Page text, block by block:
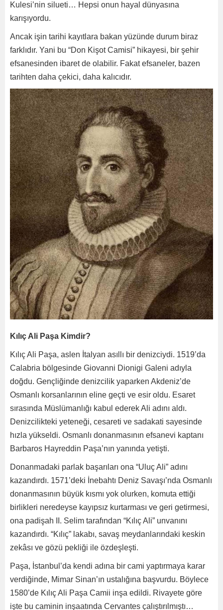
Kulesi’nin silueti… Hepsi onun hayal dünyasına
karışıyordu.
Ancak işin tarihi kayıtlara bakan yüzünde durum biraz
farklıdır. Yani bu “Don Kişot Camisi” hikayesi, bir şehir
efsanesinden ibaret de olabilir. Fakat efsaneler, bazen
tarihten daha çekici, daha kalıcıdır.
Kılıç Ali Paşa Kimdir?
Kılıç Ali Paşa, aslen İtalyan asıllı bir denizciydi. 1519’da
Calabria bölgesinde Giovanni Dionigi Galeni adıyla
doğdu. Gençliğinde denizcilik yaparken Akdeniz’de
Osmanlı korsanlarının eline geçti ve esir oldu. Esaret
sırasında Müslümanlığı kabul ederek Ali adını aldı.
Denizcilikteki yeteneği, cesareti ve sadakati sayesinde
hızla yükseldi. Osmanlı donanmasının efsanevi kaptanı
Barbaros Hayreddin Paşa’nın yanında yetişti.
Donanmadaki parlak başarıları ona “Uluç Ali” adını
kazandırdı. 1571’deki İnebahtı Deniz Savaşı’nda Osmanlı
donanmasının büyük kısmı yok olurken, komuta ettiği
birlikleri neredeyse kayıpsız kurtarması ve geri getirmesi,
ona padişah II. Selim tarafından “Kılıç Ali” unvanını
kazandırdı. “Kılıç” lakabı, savaş meydanlarındaki keskin
zekâsı ve gözü pekliği ile özdeşleşti.
Paşa, İstanbul’da kendi adına bir cami yaptırmaya karar
verdiğinde, Mimar Sinan’ın ustalığına başvurdu. Böylece
1580’de Kılıç Ali Paşa Camii inşa edildi. Rivayete göre
işte bu caminin inşaatında Cervantes çalıştırılmıştı…